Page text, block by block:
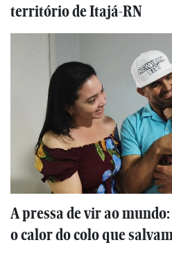
território de Itajá-RN
A pressa de vir ao
o calor do colo que